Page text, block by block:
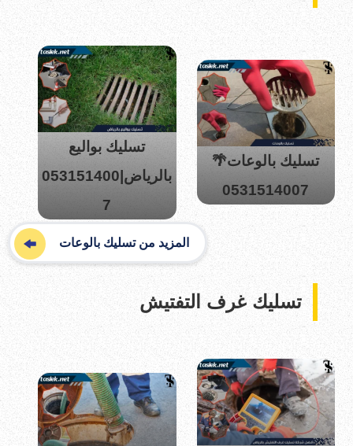
تسليك بالوعات🌴
0531514007
تسليك بواليع
بالرياض|053151400
7
المزيد من تسليك بالوعات
تسليك غرف التفتيش